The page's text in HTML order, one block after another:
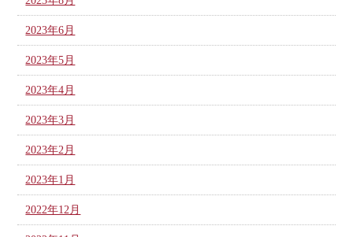
2023年6月
2023年5月
2023年4月
2023年3月
2023年2月
2023年1月
2022年12月